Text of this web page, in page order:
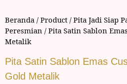
Beranda /Product /Pita Jadi Siap
Peresmian / Pita Satin Sablon
Metalik
Pita Satin Sablon Emas
Gold Metalik